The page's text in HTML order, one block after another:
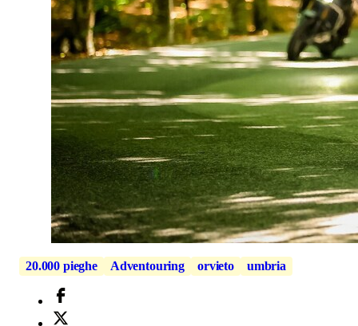
20.000 pieghe Adventouring orvieto umbria